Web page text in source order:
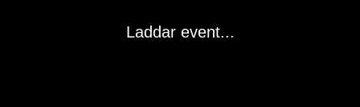
Laddar event...